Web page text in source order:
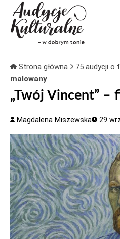
Strona główna 75 audycji o
malowany
„Twój Vincent” –
Magdalena Miszewska 29